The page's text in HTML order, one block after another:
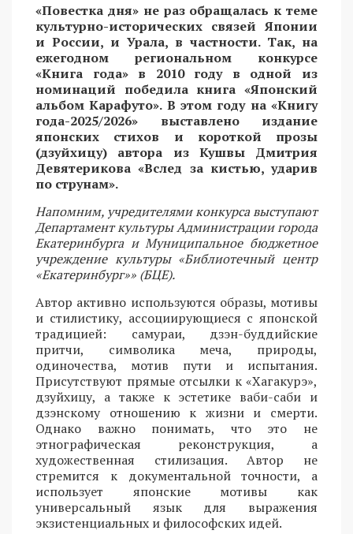
«Повестка дня» не раз обращалась к теме
культурно-исторических связей Японии
и России, и Урала, в частности. Так, на
ежегодном региональном конкурсе
«Книга года» в 2010 году в одной из
номинаций победила книга «Японский
альбом Карафуто». В этом году на «Книгу
года-2025/2026» выставлено издание
японских стихов и короткой прозы
(дзуйхицу) автора из Кушвы Дмитрия
Девятерикова «Вслед за кистью, ударив
по струнам».
Напомним, учредителями конкурса выступают
Департамент культуры Администрации города
Екатеринбурга и Муниципальное бюджетное
учреждение культуры «Библиотечный центр
«Екатеринбург»» (БЦЕ).
Автор активно используются образы, мотивы
и стилистику, ассоциирующиеся с японской
традицией: самураи, дзэн-буддийские
притчи, символика меча, природы,
одиночества, мотив пути и испытания.
Присутствуют прямые отсылки к «Хагакурэ»,
дзуйхицу, а также к эстетике ваби-саби и
дзэнскому отношению к жизни и смерти.
Однако важно понимать, что это не
этнографическая реконструкция, а
художественная стилизация. Автор не
стремится к документальной точности, а
использует японские мотивы как
универсальный язык для выражения
экзистенциальных и философских идей.